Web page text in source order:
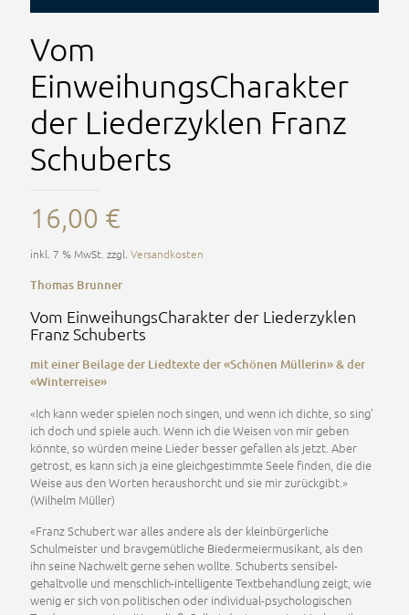
Vom
EinweihungsCharakter
der Liederzyklen Franz
Schuberts
16,00 €
inkl. 7 % MwSt. zzgl. Versandkosten
Thomas Brunner
Vom EinweihungsCharakter der Liederzyklen
Franz Schuberts
mit einer Beilage der Liedtexte der «Schönen Müllerin» & der
«Winterreise»
«Ich kann weder spielen noch singen, und wenn ich dichte, so sing’
ich doch und spiele auch. Wenn ich die Weisen von mir geben
könnte, so würden meine Lieder besser gefallen als jetzt. Aber
getrost, es kann sich ja eine gleichgestimmte Seele finden, die die
Weise aus den Worten heraushorcht und sie mir zurückgibt.»
(Wilhelm Müller)
«Franz Schubert war alles andere als der kleinbürgerliche
Schulmeister und bravgemütliche Biedermeiermusikant, als den
ihn seine Nachwelt gerne sehen wollte. Schuberts sensibel-
gehaltvolle und menschlich-intelligente Textbehandlung zeigt, wie
wenig er sich von politischen oder individual-psychologischen